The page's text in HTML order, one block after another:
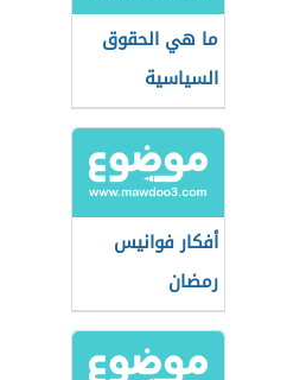
ما هي الحقوق
السياسية
أفكار فوانيس
رمضان